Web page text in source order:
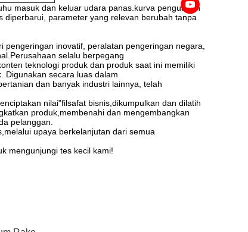
masuk dan keluar udara panas.kurva penguapan
parameter yang relevan berubah tanpa
pengeringan inovatif, peralatan pengeringan negara,
selalu berpegang
teknologi produk dan produk saat ini memiliki
Digunakan secara luas dalam
dan banyak industri lainnya, telah
nilai"filsafat bisnis,dikumpulkan dan dilatih
produk,membenahi dan mengembangkan
pelanggan.
upaya berkelanjutan dari semua
mengunjungi tes kecil kami!